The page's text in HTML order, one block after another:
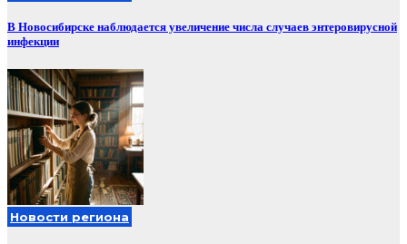
В Новосибирске наблюдается увеличение числа случаев энтеровирусной
инфекции
Новости региона